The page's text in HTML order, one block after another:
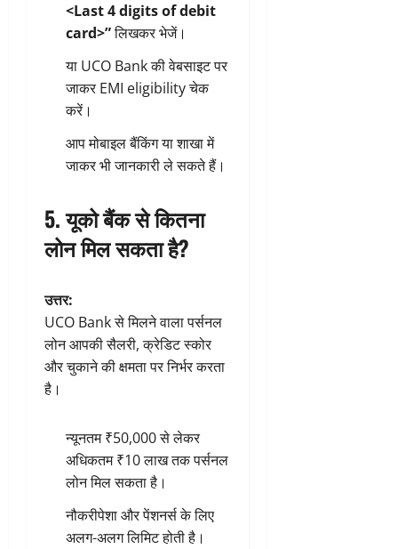
<Last 4 digits of debit
card>”लिखकर भेजें।
या UCO Bank की वेबसाइटपर
जाकर EMI eligibility चेक
करें।
आप मोबाइल बैंकिंग या शाखा में
जाकर भी जानकारी ले सकते हैं।
5. यूको बैंक से कितना
लोन मिल सकता है?
उत्तर:
UCO Bank से मिलने वाला पर्सनल
लोन आपकी सैलरी, क्रेडिट स्कोर
और चुकाने की क्षमता पर निर्भर करता
है।
न्यूनतम ₹50,000 से लेकर
अधिकतम ₹10 लाख तक पर्सनल
लोन मिल सकता है।
नौकरीपेशा और पेंशनर्स के लिए
अलग-अलग लिमिट होती है।